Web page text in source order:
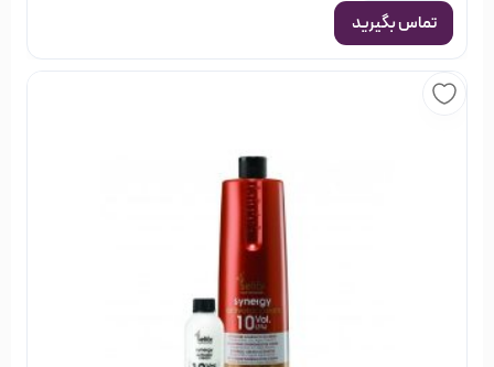
بعد از مدت زمان رنگ گرفتن مو ، با آب گرم موها را آبکشی نمایید.
از شامپوی مخصوص موهای رنگ شده برای شستشو استفاده کنید.
در کنار شامپو مخصوص موهای رنگ شده از نرم کننده و یا ماسک
موی مخصوص موهای رنگ شده استفاده کنید.
خرید از فروشگاه اینترنتی خیابان منوچهری
خیابان منوچهری یک فروشگاه اینترنتی مختص لوازم آرایشی،
تماس بگیرید